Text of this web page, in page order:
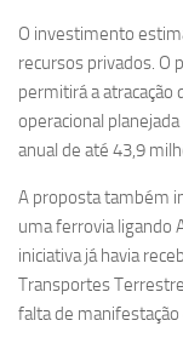
O investimento
recursos privados. O
permitirá a atracação
operacional
anual de até 43,9
A proposta também
uma ferrovia ligando
iniciativa já havia
Transportes
falta de manifestação